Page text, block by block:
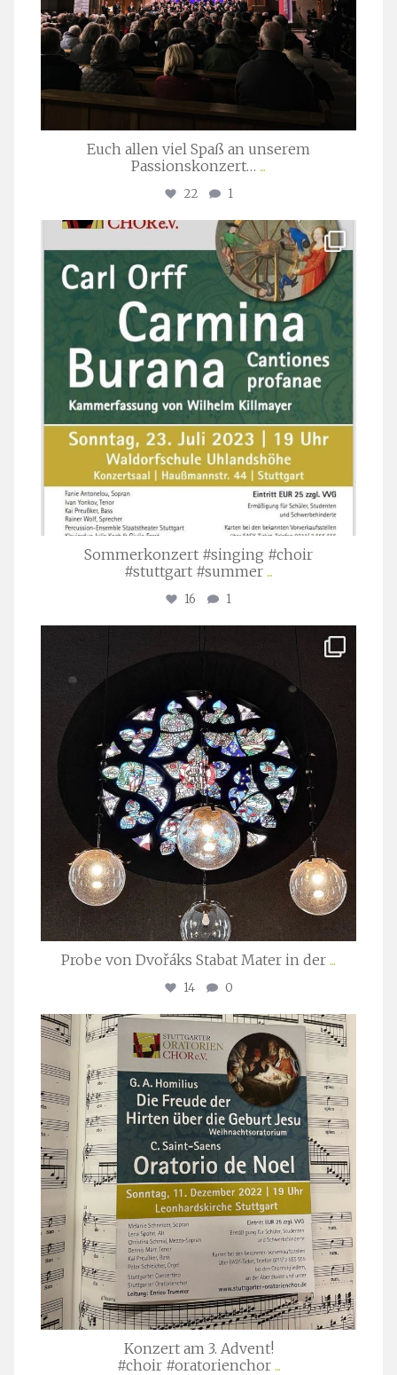
Euch allen viel Spaß an unserem
Passionskonzert… ...
22 1
stuttgarter_oratorienchor
Juli 22
Sommerkonzert #singing #choir
#stuttgart #summer ...
16 1
Apr. 1
Probe von Dvořáks Stabat Mater in der ...
14 0
stuttgarter_oratorienchor
Nov. 29
Konzert am 3. Advent!
#choir #oratorienchor ...